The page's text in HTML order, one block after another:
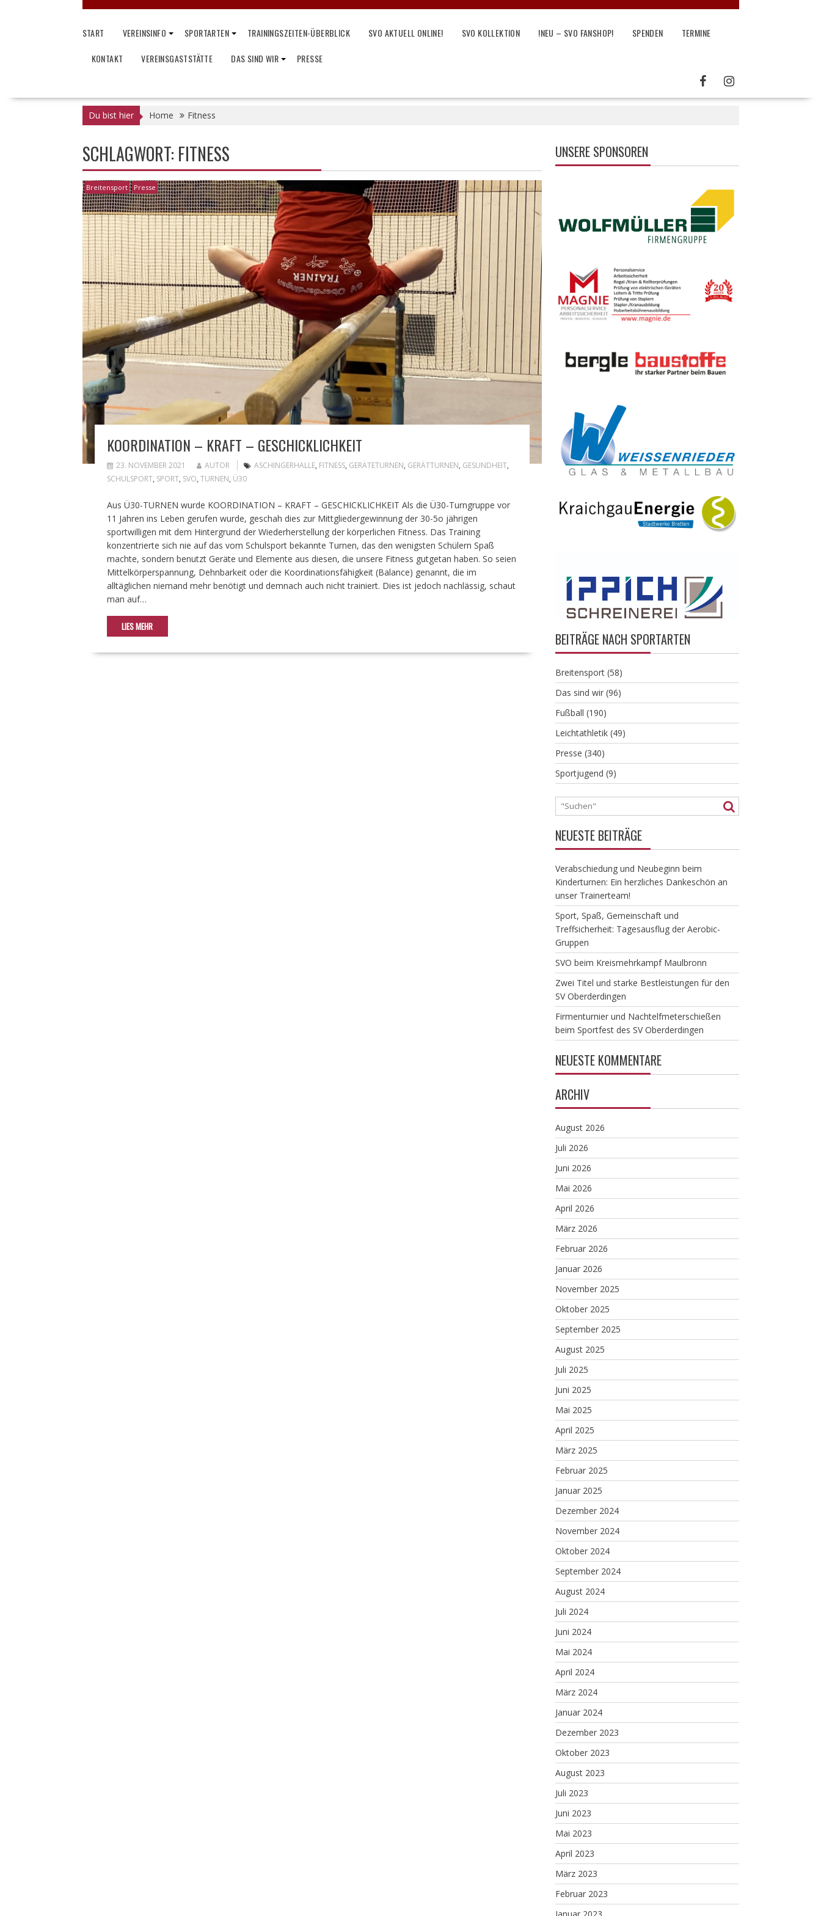
START VEREINSINFO SPORTARTEN TRAININGSZEITEN-ÜBERBLICK SVO AKTUELL ONLINE! SVO KOLLEKTION !NEU – SVO FANSHOP! SPENDEN
TERMINE
KONTAKT
VEREINSGASTSTÄTTE DAS SIND WIR PRESSE
Du bist hier Home Fitness
SCHLAGWORT: FITNESS
Breitensport Presse
KOORDINATION – KRAFT – GESCHICKLICHKEIT
23. NOVEMBER 2021 AUTOR ASCHINGERHALLE, FITNESS, GERÄTETURNEN, GERÄTTURNEN, GESUNDHEIT,
SCHULSPORT, SPORT, SVO, TURNEN, Ü30
Aus Ü30-TURNEN wurde KOORDINATION – KRAFT – GESCHICKLICHKEIT Als die Ü30-Turngruppe vor
11 Jahren ins Leben gerufen wurde, geschah dies zur Mittgliedergewinnung der 30-5o jährigen
sportwilligen mit dem Hintergrund der Wiederherstellung der körperlichen Fitness. Das Training
konzentrierte sich nie auf das vom Schulsport bekannte Turnen, das den wenigsten Schülern Spaß
machte, sondern benutzt Geräte und Elemente aus diesen, die unsere Fitness gutgetan haben. So seien
Mittelkörperspannung, Dehnbarkeit oder die Koordinationsfähigkeit (Balance) genannt, die im
alltäglichen niemand mehr benötigt und demnach auch nicht trainiert. Dies ist jedoch nachlässig, schaut
man auf…
LIES MEHR
UNSERE SPONSOREN
BEITRÄGE NACH SPORTARTEN
Breitensport(58)
Das sind wir(96)
Fußball (190)
Leichtathletik(49)
Presse (340)
Sportjugend (9)
NEUESTE BEITRÄGE
Verabschiedung und Neubeginn beim
Kinderturnen: Ein herzliches Dankeschön an
unser Trainerteam!
​Sport, Spaß, Gemeinschaft und
Treffsicherheit: Tagesausflug der Aerobic-
Gruppen
SVO beim Kreismehrkampf Maulbronn
Zwei Titel und starke Bestleistungen für den
SV Oberderdingen
Firmenturnier und Nachtelfmeterschießen
beim Sportfest des SV Oberderdingen
NEUESTE KOMMENTARE
ARCHIV
August 2026
Juli 2026
Juni 2026
Mai 2026
April 2026
März 2026
Februar 2026
Januar 2026
November 2025
Oktober 2025
September 2025
August 2025
Juli 2025
Juni 2025
Mai 2025
April 2025
März 2025
Februar 2025
Januar 2025
Dezember 2024
November 2024
Oktober 2024
September 2024
August 2024
Juli 2024
Juni 2024
Mai 2024
April 2024
März 2024
Januar 2024
Dezember 2023
Oktober 2023
August 2023
Juli 2023
Juni 2023
Mai 2023
April 2023
März 2023
Februar 2023